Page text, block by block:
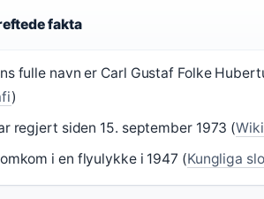
fakta
fulle navn er Carl Gustaf Folke
)
regjert siden 15. september 1973 (
i en flyulykke i 1947 (Kungliga